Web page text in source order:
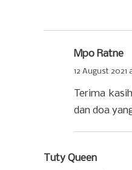
Mpo Ratne
12 August 2021
Terima
dan doa
Tuty Queen